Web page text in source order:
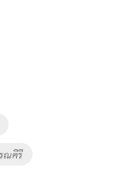
ณคีรี